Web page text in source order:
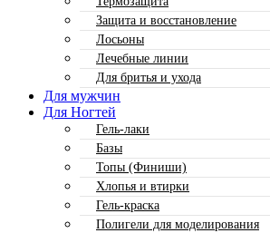
Защита и восстановление
Лосьоны
Лечебные линии
Для бритья и ухода
Для мужчин
Для Ногтей
Гель-лаки
Базы
Топы (Финиши)
Хлопья и втирки
Гель-краска
Полигели для моделирования